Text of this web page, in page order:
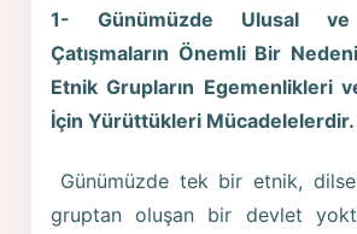
1- Günümüzde Ulusal ve
Çatışmaların Önemli Bir
Etnik Grupların Egemenlikleri
İçin Yürüttükleri Mücadelelerdir.
Günümüzde tek bir etnik,
gruptan oluşan bir devlet